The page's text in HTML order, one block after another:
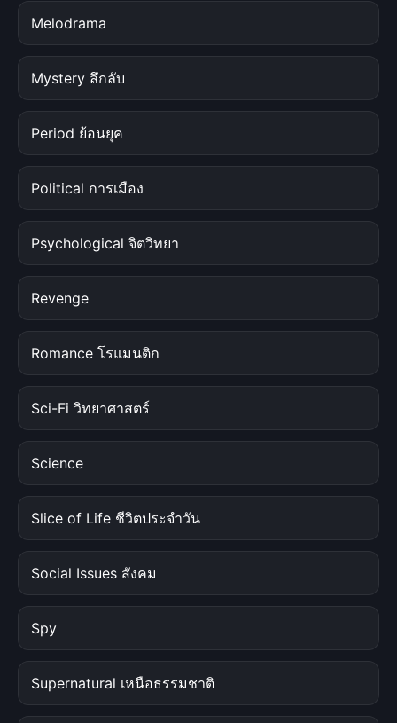
Melodrama
Mystery ลึกลับ
Period ย้อนยุค
Political การเมือง
Psychological จิตวิทยา
Revenge
Romance โรแมนติก
Sci-Fi วิทยาศาสตร์
Science
Slice of Life ชีวิตประจำวัน
Social Issues สังคม
Spy
Supernatural เหนือธรรมชาติ